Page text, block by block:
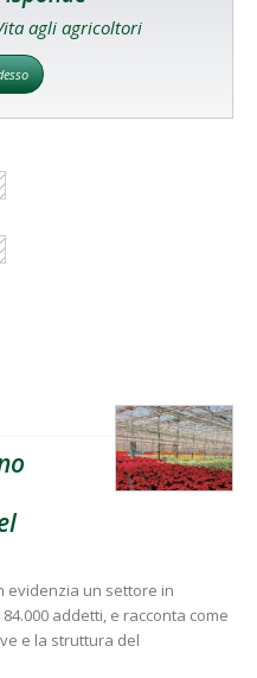
agli agricoltori
evidenzia un settore in
addetti, e racconta come
e la struttura del